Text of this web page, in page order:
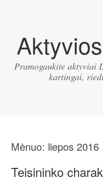
Pramogaukite aktyviai
kartingai,
Mėnuo: liepos 2016
Teisininko